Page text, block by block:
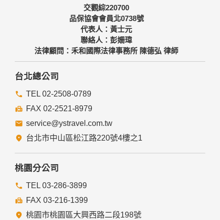
交觀綜220700
品保協會會員北0738號
代表人：黃士元
聯絡人：彭姍瑋
法律顧問：禾和國際法律事務所 陳德弘 律師
台北總公司
TEL 02-2508-0789
FAX 02-2521-8979
service@ystravel.com.tw
台北市中山區松江路220號4樓之1
桃園分公司
TEL 03-286-3899
FAX 03-216-1399
桃園市桃園區大興西路二段198號